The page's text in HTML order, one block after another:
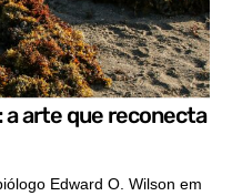
a arte que reconecta
Edward O. Wilson em